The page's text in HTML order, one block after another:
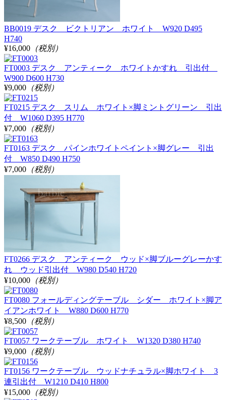
BB0019 デスク ビクトリアン ホワイト W920 D495
H740
¥16,000 （税別）
FT0003 デスク アンティーク ホワイトかすれ 引出付
W900 D600 H730
¥9,000 （税別）
FT0215 デスク スリム ホワイト×脚ミントグリーン 引出
付 W1060 D395 H770
¥7,000 （税別）
FT0163 デスク パインホワイトペイント×脚グレー 引出
付 W850 D490 H750
¥7,000 （税別）
FT0266 デスク アンティーク ウッド×脚ブルーグレーかす
れ ウッド引出付 W980 D540 H720
¥10,000 （税別）
FT0080 フォールディングテーブル シダー ホワイト×脚ア
イアンホワイト W880 D600 H770
¥8,500 （税別）
FT0057 ワークテーブル ホワイト W1320 D380 H740
¥9,000 （税別）
FT0156 ワークテーブル ウッドナチュラル×脚ホワイト 3
連引出付 W1210 D410 H800
¥15,000 （税別）